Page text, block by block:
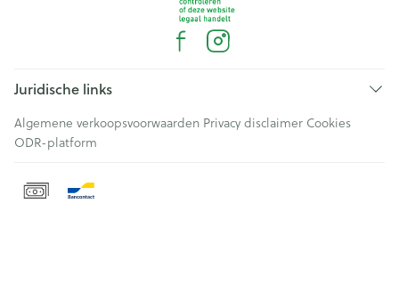
Juridische links
Algemene verkoopsvoorwaarden Privacy disclaimer Cookies
ODR-platform